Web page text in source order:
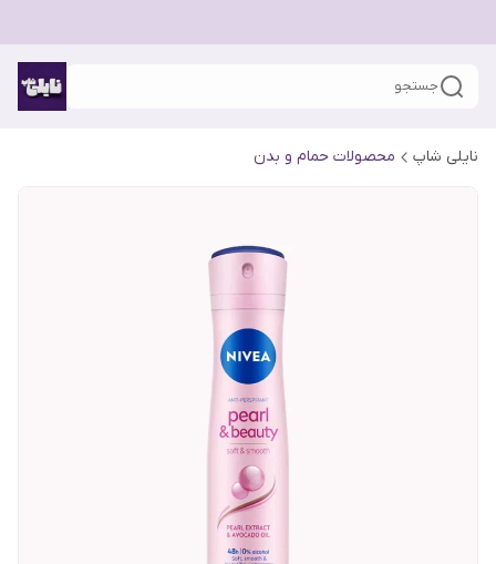
جستجو
نایلی شاپ محصولات حمام و بدن